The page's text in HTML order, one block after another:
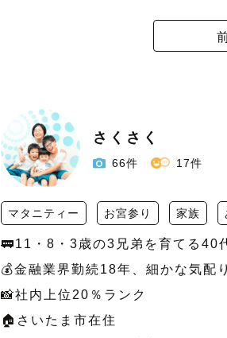
さくさく
66件 17件
マタニティー お宮参り 家族
🚃11・8・3歳の3兄弟を育てる40
💰金融業界勤続18年、細かな気配
📸社内上位20％ランク
🏠さいたま市在住